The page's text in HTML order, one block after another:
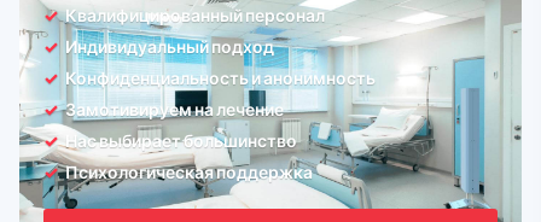
Квалифицированный персонал
Индивидуальный подход
Конфиденциальность и анонимность
Замотивируем на лечение
Нас выбирает большинство
Психологическая поддержка